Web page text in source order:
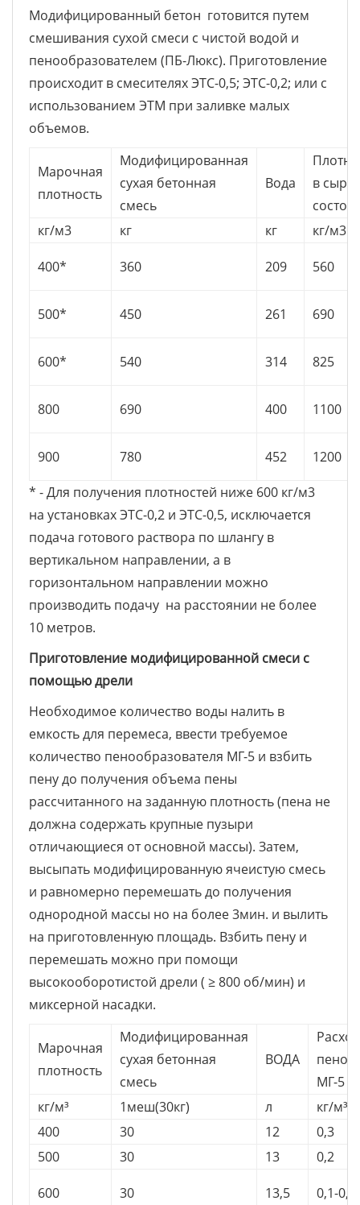
Модифицированный бетон готовится путем
смешивания сухой смеси с чистой водой и
пенообразователем (ПБ-Люкс). Приготовление
происходит в смесителях ЭТС-0,5; ЭТС-0,2; или с
использованием ЭТМ при заливке малых
объемов.
Марочная
плотность
Модифицированная
сухая бетонная
смесь
Вода
в
кг/м3
кг кг кг/м3
400* 360 209 560
500* 450 261 690
600* 540 314 825
800 690 400 1100
900 780 452
1200
* - Для получения плотностей ниже 600 кг/м3
на установках ЭТС-0,2 и ЭТС-0,5, исключается
подача готового раствора по шлангу в
вертикальном направлении, а в
горизонтальном направлении можно
производить подачу на расстоянии не более
10 метров.
Приготовление модифицированной смеси c
помощью дрели
Необходимое количество воды налить в
емкость для перемеса, ввести требуемое
количество пенообразователя МГ-5 и взбить
пену до получения объема пены
рассчитанного на заданную плотность (пена не
должна содержать крупные пузыри
отличающиеся от основной массы). Затем,
высыпать модифицированную ячеистую смесь
и равномерно перемешать до получения
однородной массы но на более 3мин. и вылить
на приготовленную площадь. Взбить пену и
перемешать можно при помощи
высокооборотистой дрели ( ≥ 800 об/мин) и
миксерной насадки.
Марочная
плотность
Модифицированная
сухая бетонная
смесь
ВОДА
Расход
МГ-5
кг/м³
1меш(30кг) л
кг/м³
400
30 12
0,3
500
30 13 0,2
600 30 13,5 0,1-